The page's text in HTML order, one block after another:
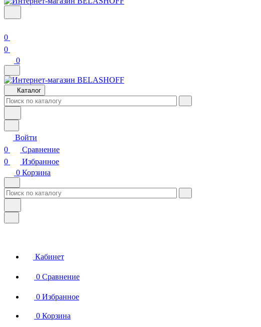
0
0
0
Каталог
Войти
0
Сравнение
0
Избранное
0 Корзина
Кабинет
0 Сравнение
0 Избранное
0 Корзина